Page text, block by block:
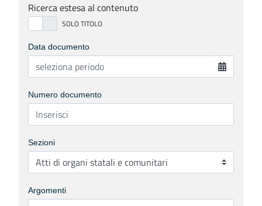
Ricerca estesa al contenuto
Data documento
Numero documento
Sezioni
Argomenti